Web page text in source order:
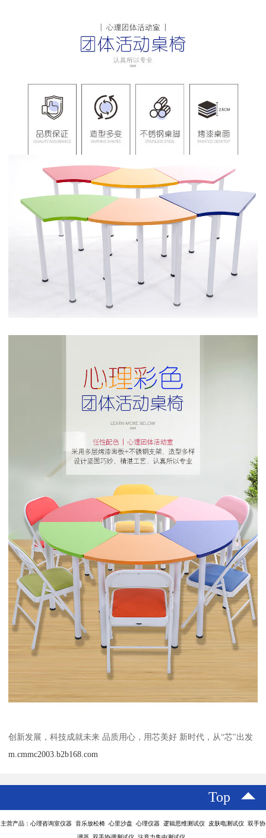
创新发展，科技成就未来 品质用心，用芯美好 新时代，从“芯"出发
m.cmmc2003.b2b168.com
Top
主营产品：心理咨询室仪器 音乐放松椅 心里沙盘 心理仪器 逻辑思维测试仪 皮肤电测试仪 双手协